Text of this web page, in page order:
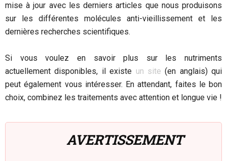
mise à jour avec les derniers articles que nous produisons
sur les différentes molécules anti-vieillissement et les
dernières recherches scientifiques.
Si vous voulez en savoir plus sur les nutriments
actuellement disponibles, il existe un site (en anglais) qui
peut également vous intéresser. En attendant, faites le bon
choix, combinez les traitements avec attention et longue vie !
AVERTISSEMENT